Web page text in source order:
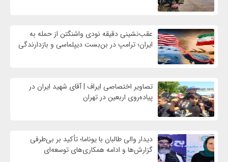
عقب‌نشینی دقیقه نودی واشنگتن از حمله به
ایران؛ ترامپ در بن‌بست دیپلماسی و بازدارندگی
تصاویر اختصاصی ایراف | آقای شهید ایران در
پیاده‌روی اربعین در تهران
دیدار والی طالبان با یوناما؛ تأکید بر بی‌طرفی
گزارش‌ها و ادامه همکاری‌های توسعه‌ای